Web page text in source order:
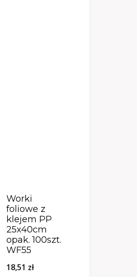
Worki
foliowe z
klejem PP
25x40cm
opak. 100szt.
WF55
18,51 zł